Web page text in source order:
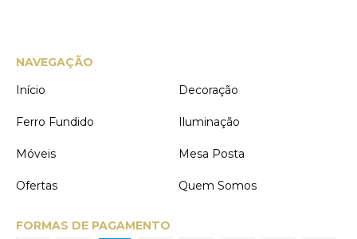
NAVEGAÇÃO
Início
Decoração
Ferro Fundido Iluminação
Móveis Mesa Posta
Ofertas Quem Somos
FORMAS DE PAGAMENTO